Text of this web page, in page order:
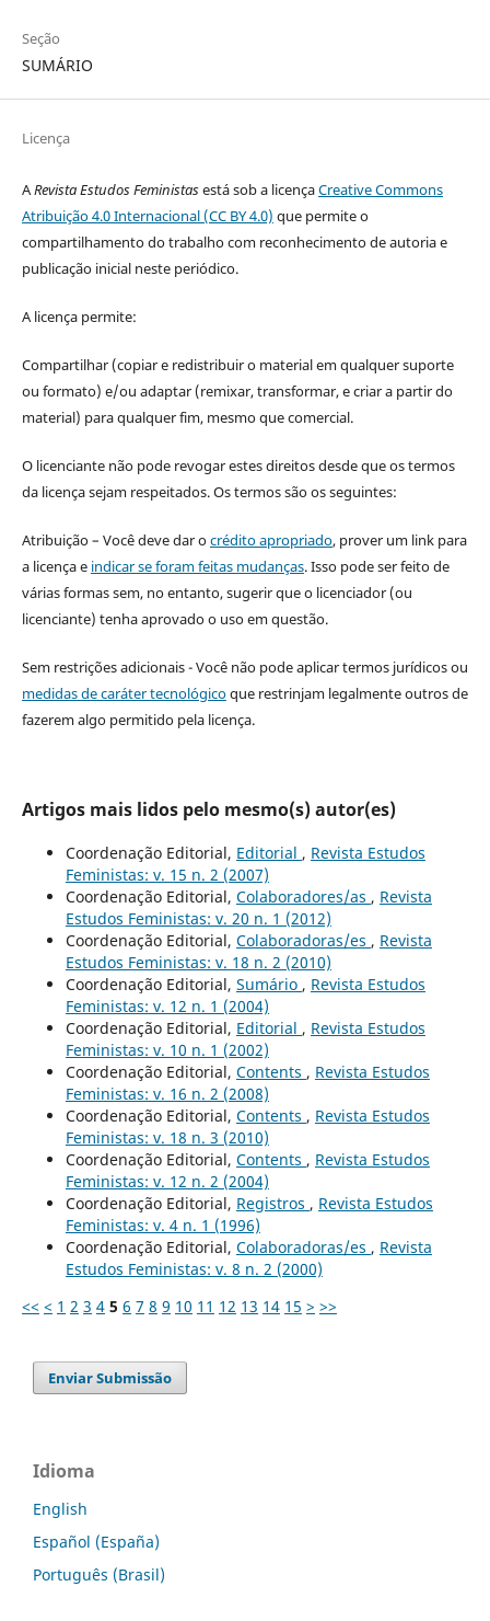
Seção
SUMÁRIO
Licença
ARevista Estudos Feministasestá sob a licençaCreative Commons
Atribuição 4.0 Internacional (CC BY 4.0) que permite o
compartilhamento do trabalho com reconhecimento de autoria e
publicação inicial neste periódico.
A licença permite:
Compartilhar (copiar e redistribuir o material em qualquer suporte
ou formato) e/ou adaptar (remixar, transformar, e criar a partir do
material) para qualquer fim, mesmo que comercial.
O licenciante não pode revogar estes direitos desde que os termos
da licença sejam respeitados. Os termos são os seguintes:
Atribuição – Você deve dar ocrédito apropriado, prover um link para
a licença e indicar se foram feitas mudanças. Isso pode ser feito de
várias formas sem, no entanto, sugerir que o licenciador (ou
licenciante) tenha aprovado o uso em questão.
Sem restrições adicionais - Você não pode aplicar termos jurídicos ou
medidas de caráter tecnológicoque restrinjam legalmente outros de
fazerem algo permitido pela licença.
Artigos mais lidos pelo mesmo(s) autor(es)
Coordenação Editorial, Editorial , Revista Estudos
Feministas: v. 15 n. 2 (2007)
Coordenação Editorial, Colaboradores/as , Revista
Estudos Feministas: v. 20 n. 1 (2012)
Coordenação Editorial, Colaboradoras/es , Revista
Estudos Feministas: v. 18 n. 2 (2010)
Coordenação Editorial, Sumário , Revista Estudos
Feministas: v. 12 n. 1 (2004)
Coordenação Editorial, Editorial , Revista Estudos
Feministas: v. 10 n. 1 (2002)
Coordenação Editorial, Contents , Revista Estudos
Feministas: v. 16 n. 2 (2008)
Coordenação Editorial, Contents , Revista Estudos
Feministas: v. 18 n. 3 (2010)
Coordenação Editorial, Contents , Revista Estudos
Feministas: v. 12 n. 2 (2004)
Coordenação Editorial, Registros , Revista Estudos
Feministas: v. 4 n. 1 (1996)
Coordenação Editorial, Colaboradoras/es , Revista
Estudos Feministas: v. 8 n. 2 (2000)
<< < 1 2 3 4 5 6 7 8 9 10 11 12 13 14 15 > >>
Enviar Submissão
Idioma
English
Español (España)
Português (Brasil)